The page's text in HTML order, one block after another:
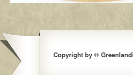
Copyright by ©